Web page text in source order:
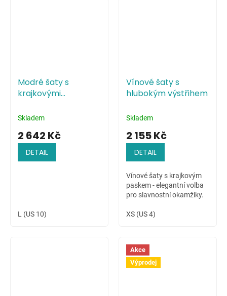
Modré šaty s
krajkovými
Skladem
2 642 Kč
DETAIL
L (US 10)
Vínové šaty s
hlubokým výstřihem
Skladem
2 155 Kč
DETAIL
Vínové šaty s krajkovým
paskem - elegantní volba
pro slavnostní okamžiky.
XS (US 4)
Akce
Výprodej